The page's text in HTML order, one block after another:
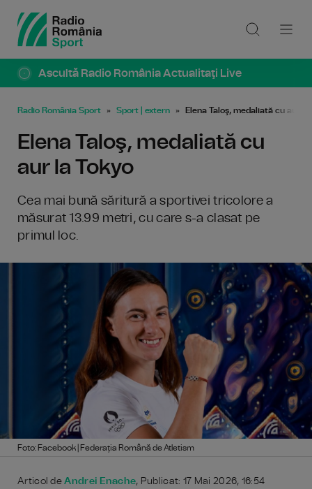
Ascultă Radio România Actualitaţi Live
Radio România Sport Sport | extern Elena Taloş, medaliată cu aur la
Elena Taloş, medaliată cu
aur la Tokyo
Cea mai bună săritură a sportivei tricolore a
măsurat 13.99 metri, cu care s-a clasat pe
primul loc.
Foto: Facebook | Federația Română de Atletism
Articol deAndrei Enache, Publicat: 17 Mai 2026, 16:54